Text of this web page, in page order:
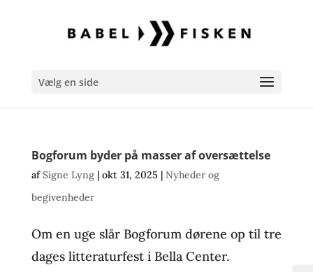
Vælg en side
Bogforum byder på masser af oversættelse
afSigne Lyng| okt 31, 2025 | Nyheder og
begivenheder
Om en uge slår Bogforum dørene op til tre
dages litteraturfest i Bella Center.